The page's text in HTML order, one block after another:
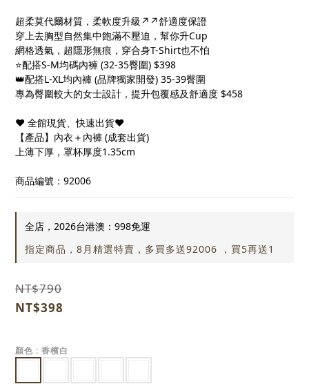
超柔莫代爾材質，柔軟度升級↗↗舒適度保證
穿上去胸型自然集中飽滿不壓迫，幫你升Cup
網格透氣，超隱形無痕，穿合身T-Shirt也不怕
⭐配搭S-M均碼內褲 (32-35臀圍) $398
👑配搭L-XL均內褲 (品牌獨家開發) 35-39臀圍
專為臀圍較大的女士設計，提升包覆感及舒適度 $458
❤ 全館現貨、快速出貨❤
【產品】內衣＋內褲 (成套出貨)
上薄下厚，罩杯厚度1.35cm
商品編號：92006
全店，2026台港澳：998免運
指定商品，8月精選特賣，多買多送92006 ，買5再送1
NT$790
NT$398
顏色 : 香檳白